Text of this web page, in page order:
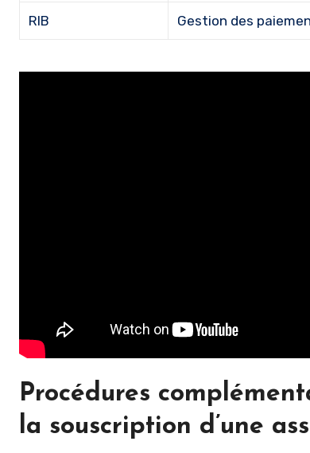
RIB Gestion des
Procédures
la souscription d’une